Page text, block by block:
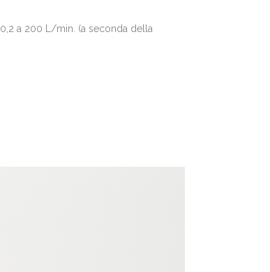
a 200 L/min. (a seconda della